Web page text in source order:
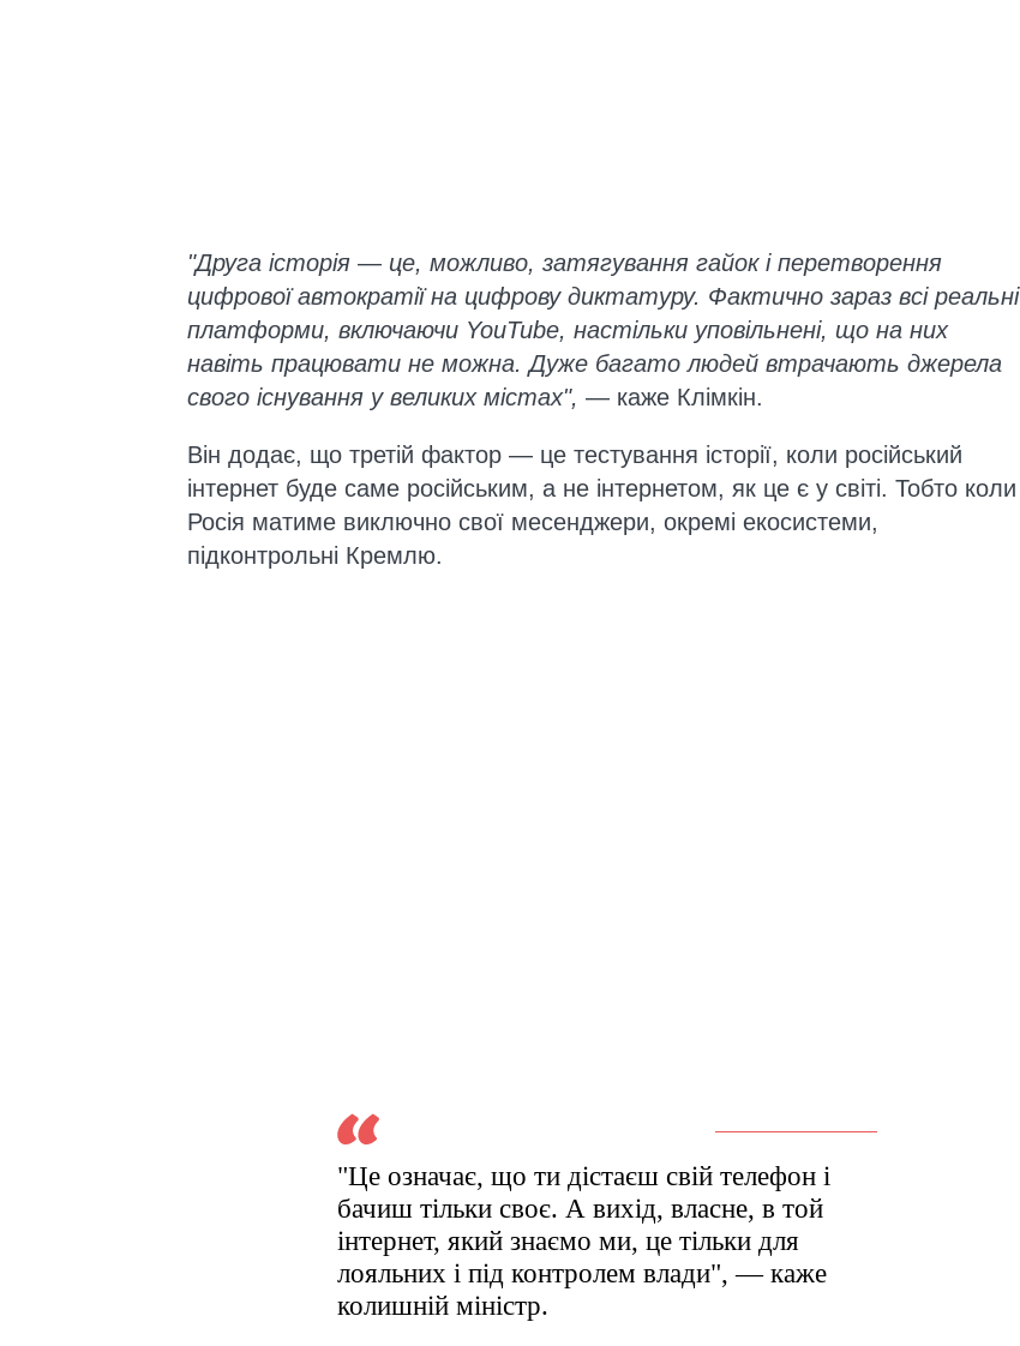
"Друга історія — це, можливо, затягування гайок і перетворення
цифрової автократії на цифрову диктатуру. Фактично зараз всі реальні
платформи, включаючи YouTube, настільки уповільнені, що на них
навіть працювати не можна. Дуже багато людей втрачають джерела
свого існування у великих містах", — каже Клімкін.
Він додає, що третій фактор — це тестування історії, коли російський
інтернет буде саме російським, а не інтернетом, як це є у світі. Тобто коли
Росія матиме виключно свої месенджери, окремі екосистеми,
підконтрольні Кремлю.
"Це означає, що ти дістаєш свій телефон і
бачиш тільки своє. А вихід, власне, в той
інтернет, який знаємо ми, це тільки для
лояльних і під контролем влади", — каже
колишній міністр.